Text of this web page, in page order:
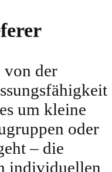
der
um kleine
oder
– die
individuellen